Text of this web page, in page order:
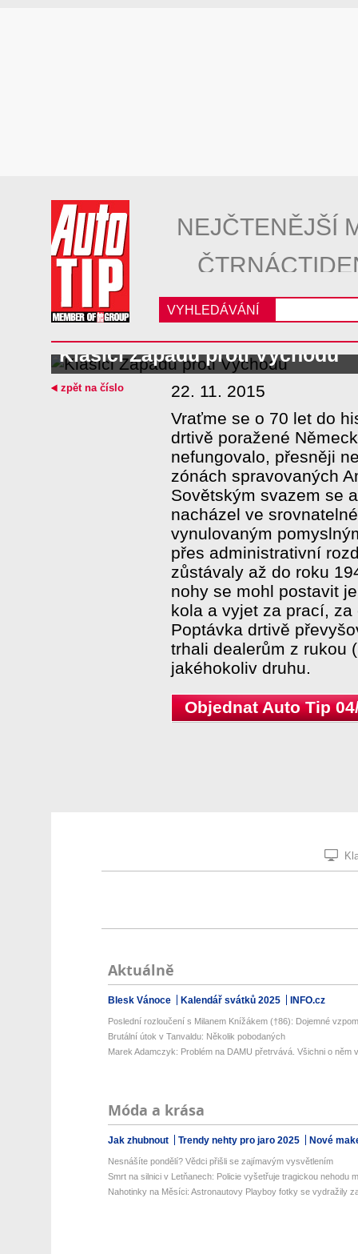
NEJČTENĚJŠÍ
VYHLEDÁVÁNÍ
Klasici Západu proti Východu
22. 11. 2015
Vraťme se o 70 let do
drtivě poražené
nefungovalo, přesněji
zónách spravovaných
Sovětským svazem se
nacházel ve
vynulovaným
přes administrativní
zůstávaly až do roku
nohy se mohl postavit
kola a vyjet za prací,
Poptávka drtivě
trhali dealerům z rukou
jakéhokoliv druhu.
Objednat Auto Tip
zpět na číslo
Aktuálně
Blesk Vánoce Kalendář svátků 2025 INFO.cz
Poslední rozloučení s Milanem Knížákem (†86): Dojemné
Brutální útok v Tanvaldu: Několik pobodaných
Marek Adamczyk: Problém na DAMU přetrvává. Všichni o něm
Móda a krása
Jak zhubnout Trendy nehty pro jaro 2025 Nové
Nesnášíte pondělí? Vědci přišli se zajímavým vysvětlením
Smrt na silnici v Letňanech: Policie vyšetřuje tragickou nehodu
Nahotinky na Měsíci: Astronautovy Playboy fotky se vydražily